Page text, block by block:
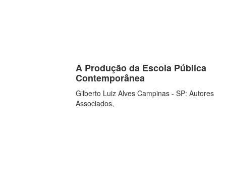
A Produção da Escola Pública
Contemporânea
Gilberto Luiz Alves Campinas - SP: Autores
Associados,